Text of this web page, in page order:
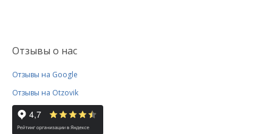
Отзывы о нас
Отзывы на Google
Отзывы на Otzovik